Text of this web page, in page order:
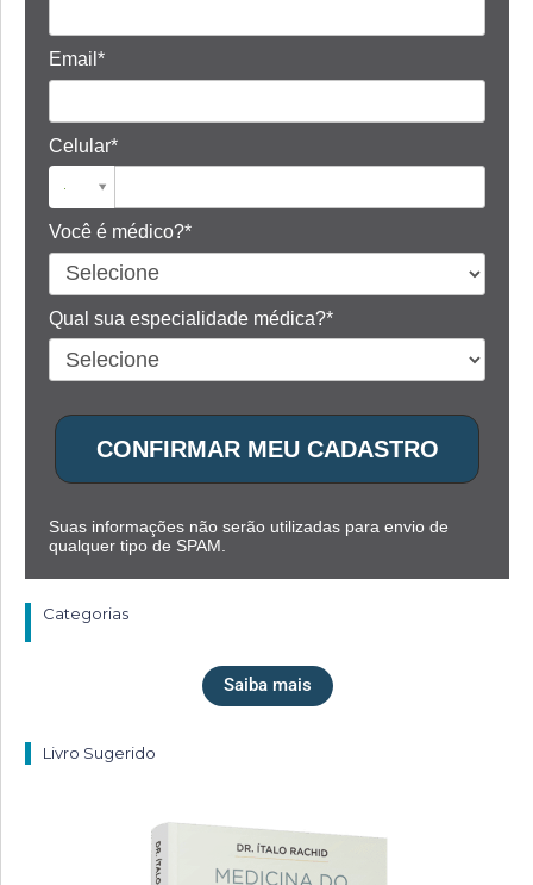
Email*
Celular*
Você é médico?*
Qual sua especialidade médica?*
CONFIRMAR MEU CADASTRO
Suas informações não serão utilizadas para envio de
qualquer tipo de SPAM.
Categorias
Saiba mais
Livro Sugerido